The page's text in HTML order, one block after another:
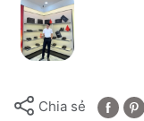
Chia sẻ